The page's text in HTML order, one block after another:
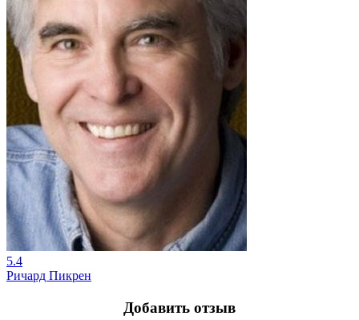
5.4
Ричард Пикрен
Добавить отзыв